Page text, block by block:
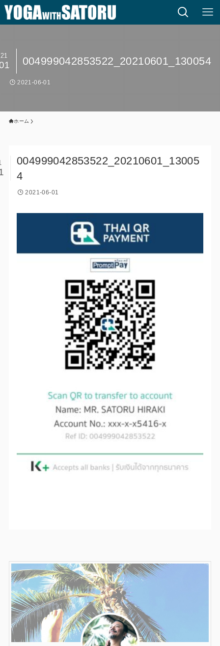
004999042853522_20210601_130054
2021-06-01
ホーム
004999042853522_20210601_13005
4
2021-06-01